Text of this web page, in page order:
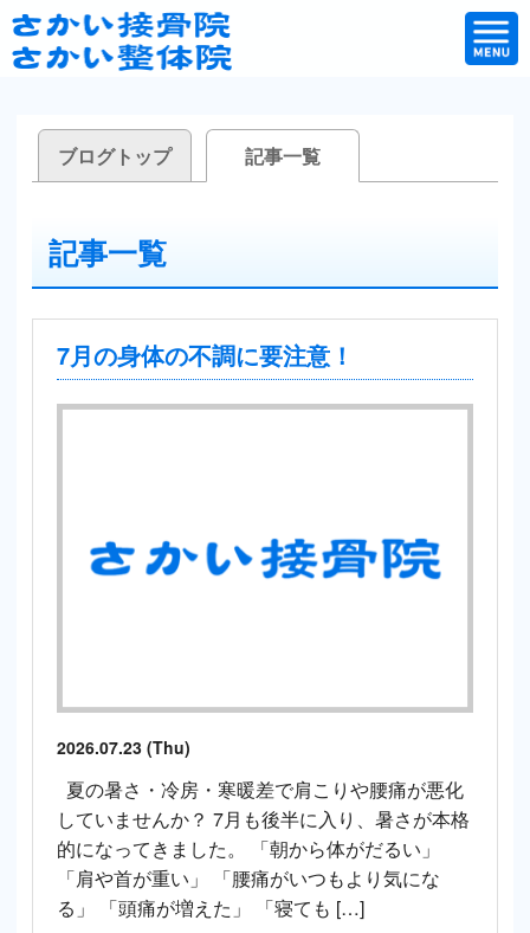
ブログトップ 記事一覧
記事一覧
7月の身体の不調に要注意！
2026.07.23 (Thu)
夏の暑さ・冷房・寒暖差で肩こりや腰痛が悪化
していませんか？ 7月も後半に入り、暑さが本格
的になってきました。 「朝から体がだるい」
「肩や首が重い」 「腰痛がいつもより気にな
る」 「頭痛が増えた」 「寝ても […]